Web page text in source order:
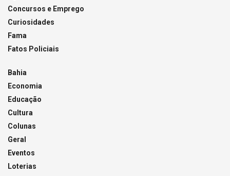
Concursos e Emprego
Curiosidades
Fama
Fatos Policiais
Bahia
Economia
Educação
Cultura
Colunas
Geral
Eventos
Loterias